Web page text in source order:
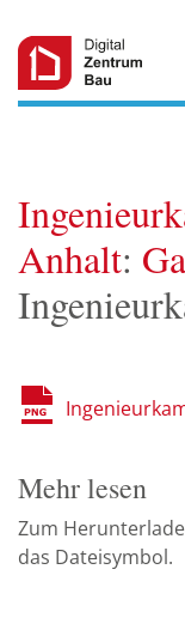
Anhalt:
Mehr lesen
Zum
das Dateisymbol.